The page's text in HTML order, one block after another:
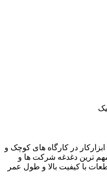
در کارگاه های کوچک و
ترین دغدغه شرکت ها و
با کیفیت بالا و طول عمر